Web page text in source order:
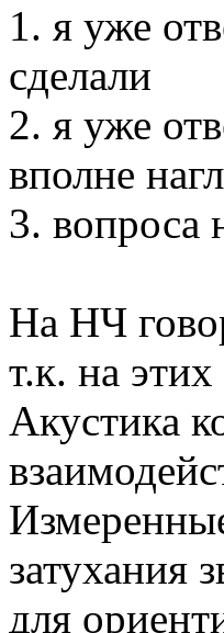
1. я уже
сделали
2. я уже
вполне
3. вопроса
На НЧ
т.к. на
Акустика
затухания
для